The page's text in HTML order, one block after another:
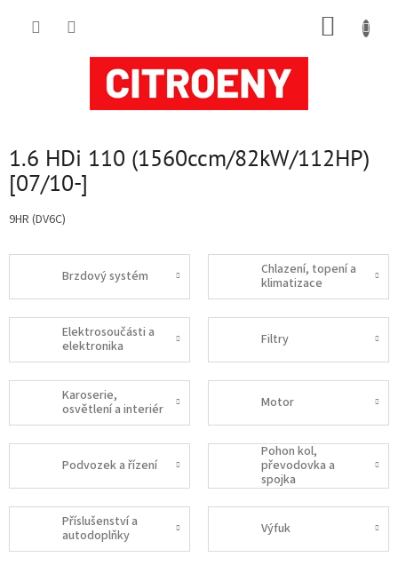
1.6 HDi 110 (1560ccm/82kW/112HP)
[07/10-]
9HR (DV6C)
Brzdový systém
Chlazení, topení a
klimatizace
Elektrosoučásti a
elektronika
Filtry
Karoserie,
osvětlení a interiér
Motor
Podvozek a řízení
Pohon kol,
převodovka a
spojka
Příslušenství a
autodoplňky
Výfuk